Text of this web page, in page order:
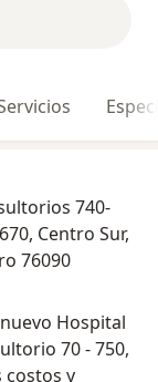
740-
Centro Sur,
76090
Hospital
70 - 750,
y